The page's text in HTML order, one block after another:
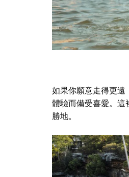
如果你願意走得更遠
體驗而備受喜愛。 這
勝地。